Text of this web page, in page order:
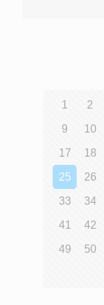
1 2
9 10
17 18
25 26
33 34
41 42
49 50